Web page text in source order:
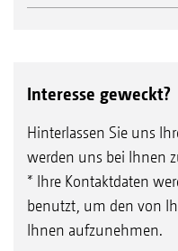
Interesse geweckt?
Hinterlassen Sie uns
werden uns bei Ihnen
* Ihre Kontaktdaten
benutzt, um den von
Ihnen aufzunehmen.